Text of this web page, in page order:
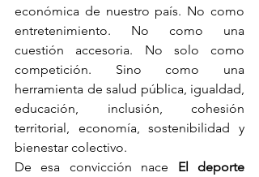
económica de nuestro país. No como
entretenimiento. No como una
cuestión accesoria. No solo como
competición. Sino como una
herramienta de salud pública, igualdad,
educación, inclusión, cohesión
territorial, economía, sostenibilidad y
bienestar colectivo.
De esa convicción nace El deporte